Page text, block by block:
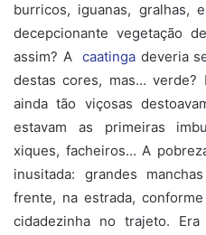
burricos, iguanas, gralhas,
decepcionante vegetação
assim? A caatinga deveria
destas cores, mas…
ainda tão viçosas
estavam as primeiras
xiques, facheiros… A
inusitada: grandes
frente, na estrada,
cidadezinha no trajeto.